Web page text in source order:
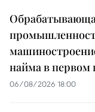
найма в первом
06/08/2026 18:00